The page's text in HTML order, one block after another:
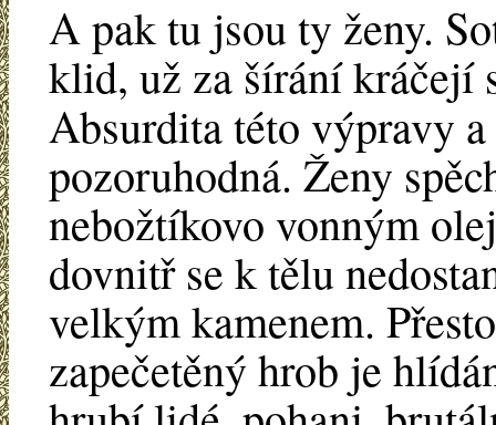
A pak tu jsou ty ženy.
klid, už za šírání kráčejí
Absurdita této výpravy
pozoruhodná. Ženy
nebožtíkovo vonným
dovnitř se k tělu
velkým kamenem.
zapečetěný hrob je